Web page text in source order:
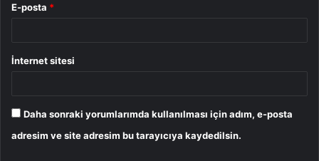
E-posta *
İnternet sitesi
Daha sonraki yorumlarımda kullanılması için adım, e-posta
adresim ve site adresim bu tarayıcıya kaydedilsin.